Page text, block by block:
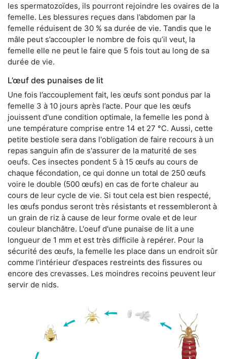
les spermatozoïdes, ils pourront rejoindre les ovaires de la
femelle. Les blessures reçues dans l’abdomen par la
femelle réduisent de 30 % sa durée de vie. Tandis que le
mâle peut s’accoupler le nombre de fois qu’il veut, la
femelle elle ne peut le faire que 5 fois tout au long de sa
durée de vie.
L’œuf des punaises de lit
Une fois l’accouplement fait, les œufs sont pondus par la
femelle 3 à 10 jours après l’acte. Pour que les œufs
jouissent d'une condition optimale, la femelle les pond à
une température comprise entre 14 et 27 °C. Aussi, cette
petite bestiole sera dans l'obligation de faire recours à un
repas sanguin afin de s'assurer de la maturité de ses
oeufs. Ces insectes pondent 5 à 15 œufs au cours de
chaque fécondation, ce qui donne un total de 250 œufs
voire le double (500 œufs) en cas de forte chaleur au
cours de leur cycle de vie. Si tout cela est bien respecté,
les œufs pondus seront très résistants et ressembleront à
un grain de riz à cause de leur forme ovale et de leur
couleur blanchâtre. L'oeuf d'une punaise de lit a une
longueur de 1 mm et est très difficile à repérer. Pour la
sécurité des œufs, la femelle les place dans un endroit sûr
comme l’intérieur d’espaces restreints des fissures ou
encore des crevasses. Les moindres recoins peuvent leur
servir de nids.